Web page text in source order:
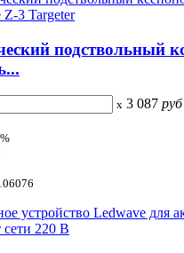
подствольный
x 3 087 руб